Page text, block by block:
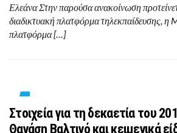
Ελεάνα Στην παρούσα ανακοίνωση
διαδικτυακή πλατφόρμα τηλεκπαίδευσης,
πλατφόρμα […]
Στοιχεία για τη δεκαετία του
Θανάση Βαλτινό και κειμενικά